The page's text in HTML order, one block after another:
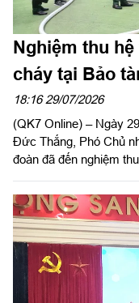
Nghiệm thu
cháy tại Bảo
18:16 29/07/2026
(QK7 Online) – Ngày
Đức Thắng, Phó Chủ
đoàn đã đến nghiệm